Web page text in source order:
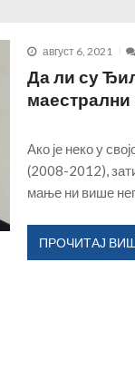
град?!...
ФЕБРУАР 17, 2026
да сами дају отказ...
август 6, 2021
Да ли су
маестрални
Ако је неко у
(2008-2012),
мање ни више
ПРОЧИТАЈ